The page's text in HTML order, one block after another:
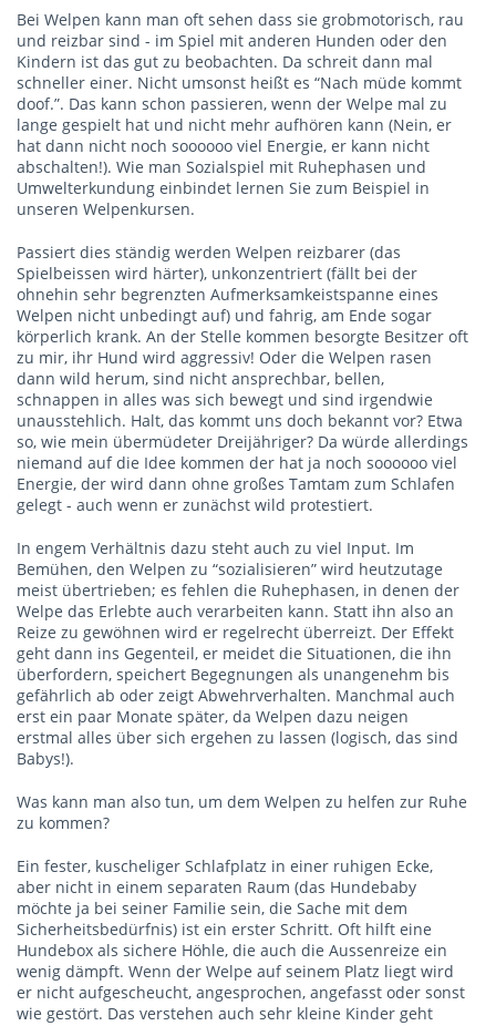
Bei Welpen kann man oft sehen dass sie grobmotorisch, rau
und reizbar sind - im Spiel mit anderen Hunden oder den
Kindern ist das gut zu beobachten. Da schreit dann mal
schneller einer. Nicht umsonst heißt es “Nach müde kommt
doof.”. Das kann schon passieren, wenn der Welpe mal zu
lange gespielt hat und nicht mehr aufhören kann (Nein, er
hat dann nicht noch soooooo viel Energie, er kann nicht
abschalten!). Wie man Sozialspiel mit Ruhephasen und
Umwelterkundung einbindet lernen Sie zum Beispiel in
unseren Welpenkursen.
Passiert dies ständig werden Welpen reizbarer (das
Spielbeissen wird härter), unkonzentriert (fällt bei der
ohnehin sehr begrenzten Aufmerksamkeistspanne eines
Welpen nicht unbedingt auf) und fahrig, am Ende sogar
körperlich krank. An der Stelle kommen besorgte Besitzer oft
zu mir, ihr Hund wird aggressiv! Oder die Welpen rasen
dann wild herum, sind nicht ansprechbar, bellen,
schnappen in alles was sich bewegt und sind irgendwie
unausstehlich. Halt, das kommt uns doch bekannt vor? Etwa
so, wie mein übermüdeter Dreijähriger? Da würde allerdings
niemand auf die Idee kommen der hat ja noch soooooo viel
Energie, der wird dann ohne großes Tamtam zum Schlafen
gelegt - auch wenn er zunächst wild protestiert.
In engem Verhältnis dazu steht auch zu viel Input. Im
Bemühen, den Welpen zu “sozialisieren” wird heutzutage
meist übertrieben; es fehlen die Ruhephasen, in denen der
Welpe das Erlebte auch verarbeiten kann. Statt ihn also an
Reize zu gewöhnen wird er regelrecht überreizt. Der Effekt
geht dann ins Gegenteil, er meidet die Situationen, die ihn
überfordern, speichert Begegnungen als unangenehm bis
gefährlich ab oder zeigt Abwehrverhalten. Manchmal auch
erst ein paar Monate später, da Welpen dazu neigen
erstmal alles über sich ergehen zu lassen (logisch, das sind
Babys!).
Was kann man also tun, um dem Welpen zu helfen zur Ruhe
zu kommen?
Ein fester, kuscheliger Schlafplatz in einer ruhigen Ecke,
aber nicht in einem separaten Raum (das Hundebaby
möchte ja bei seiner Familie sein, die Sache mit dem
Sicherheitsbedürfnis) ist ein erster Schritt. Oft hilft eine
Hundebox als sichere Höhle, die auch die Aussenreize ein
wenig dämpft. Wenn der Welpe auf seinem Platz liegt wird
er nicht aufgescheucht, angesprochen, angefasst oder sonst
wie gestört. Das verstehen auch sehr kleine Kinder geht